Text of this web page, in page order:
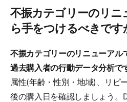
不振カテゴリーのリニ
ら手をつけるべきです
不振カテゴリーのリニューアル
過去購入者の行動データ分析で
属性(年齢・性別・地域)、リピ
後の購入日を確認しましょう